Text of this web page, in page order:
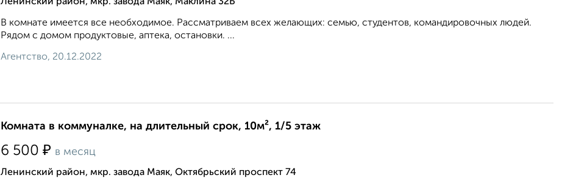
Ленинский район, мкр. завода Маяк, Маклина 32Б
В комнате имеется все необходимое. Рассматриваем всех желающих: семью, студентов, командировочных людей.
Рядом с домом продуктовые, аптека, остановки. ...
Агентство, 20.12.2022
Комната в коммуналке, на длительный срок, 10м², 1/5 этаж
6 500 ₽ в месяц
Ленинский район, мкр. завода Маяк, Октябрьский проспект 74